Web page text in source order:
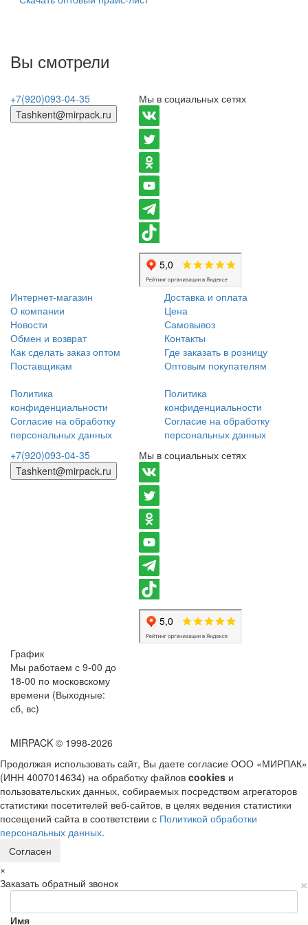
Вы смотрели
+7(920)093-04-35
Tashkent@mirpack.ru
Мы в социальных сетях
Интернет-магазин
О компании
Новости
Обмен и возврат
Как сделать заказ оптом
Поставщикам
Политика
конфиденциальности
Согласие на обработку
персональных данных
Доставка и оплата
Цена
Самовывоз
Контакты
Где заказать в розницу
Оптовым покупателям
Политика
конфиденциальности
Согласие на обработку
персональных данных
+7(920)093-04-35
Tashkent@mirpack.ru
Мы в социальных сетях
График
Мы работаем с 9-00 до
18-00 по московскому
времени (Выходные:
сб, вс)
MIRPACK © 1998-2026
Продолжая использовать сайт, Вы даете согласие ООО «МИРПАК»
(ИНН 4007014634) на обработку файлов cookies и
пользовательских данных, собираемых посредством агрегаторов
статистики посетителей веб-сайтов, в целях ведения статистики
посещений сайта в соответствии с Политикой обработки
персональных данных.
Согласен
×
×
Заказать обратный звонок
Имя